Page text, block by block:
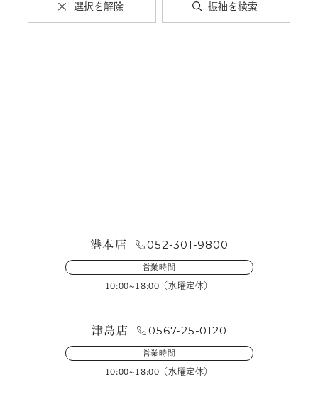
選択を解除 振袖を検索
港本店 052-301-9800
営業時間
10:00~18:00（水曜定休）
津島店 0567-25-0120
営業時間
10:00~18:00（水曜定休）